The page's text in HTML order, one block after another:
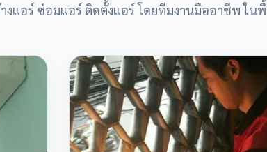
งแอร์ ซ่อมแอร์ ติดตั้งแอร์ โดยทีมงานมืออาชีพ ใน